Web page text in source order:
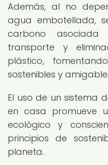
Además, al no
agua embotellada,
carbono
transporte y
plástico,
sostenibles y
El uso de un sistema
en casa promueve
ecológico y
principios de
planeta.